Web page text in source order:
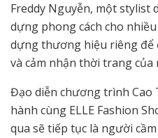
Freddy Nguyễn, một stylist
dựng phong cách cho
dựng thương hiệu riêng để
và cảm nhận thời trang của
Đạo diễn chương trình
hành cùng ELLE Fashion
qua sẽ tiếp tục là người